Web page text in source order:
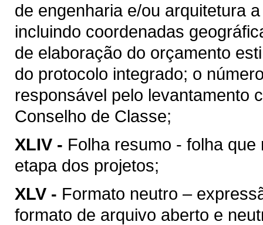
de engenharia e/ou arquitetura
incluindo coordenadas
de elaboração do orçamento
do protocolo integrado; o
responsável pelo levantamento
Conselho de Classe;
XLIV - Folha resumo - folha
etapa dos projetos;
XLV - Formato neutro –
formato de arquivo aberto e